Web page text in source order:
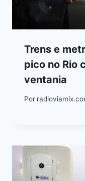
Trens e
pico no Rio
ventania
Por